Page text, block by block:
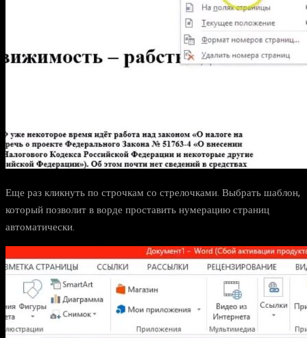
Еще раз кликнуть по строчкам со стрелочками. Выбрать шаблон,
который позволит в ворде проставить нумерацию страниц
автоматически.